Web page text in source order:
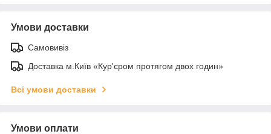
Умови доставки
Самовивіз
Доставка м.Київ «Кур'єром протягом двох годин»
Всі умови доставки
Умови оплати